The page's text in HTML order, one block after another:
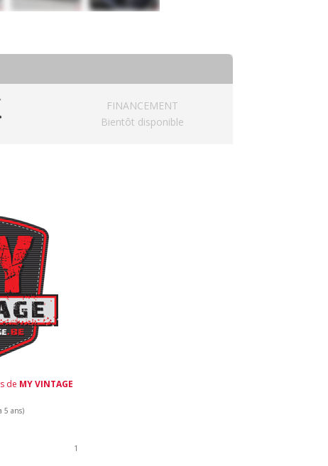
FINANCEMENT
Bientôt disponible
de MY VINTAGE
5 ans)
1